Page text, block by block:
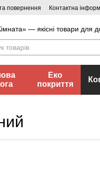
повернення Контактна
— якісні товари для
Еко
покриття